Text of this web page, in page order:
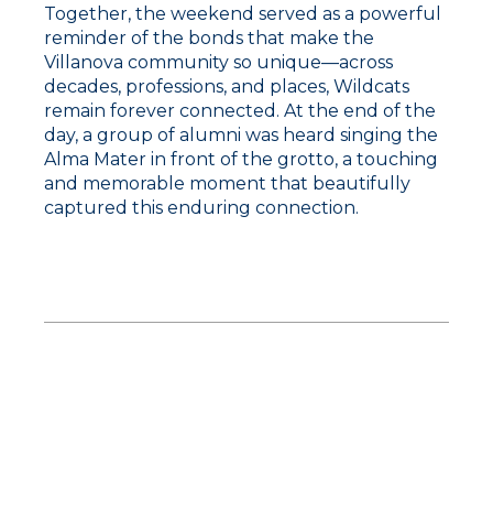
Together, the weekend served as a powerful
reminder of the bonds that make the
Villanova community so unique—across
decades, professions, and places, Wildcats
remain forever connected. At the end of the
day, a group of alumni was heard singing the
Alma Mater in front of the grotto, a touching
and memorable moment that beautifully
captured this enduring connection.